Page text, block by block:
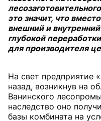
это значит, что
внешний и
глубокой
для производителя
На свет предприятие
назад, возникнув на
Ванинского
наследство оно
базы комбината на